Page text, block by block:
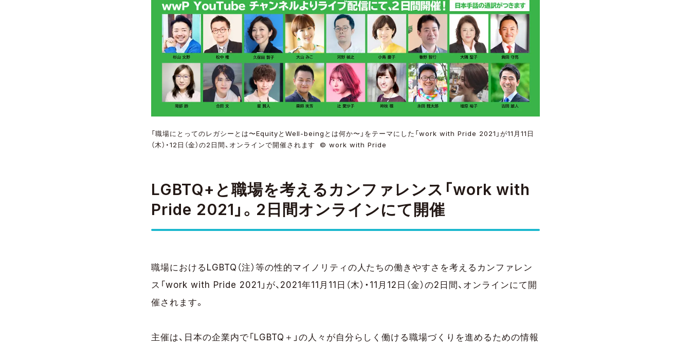
「職場にとってのレガシーとは〜EquityとWell-beingとは何か〜」をテーマにした「work with Pride 2021」が11月11日
（木）・12日（金）の2日間、オンラインで開催されます © work with Pride
LGBTQ+と職場を考えるカンファレンス「work with
Pride 2021」。2日間オンラインにて開催
職場におけるLGBTQ（注）等の性的マイノリティの人たちの働きやすさを考えるカンファレン
ス「work with Pride 2021」が、2021年11月11日（木）・11月12日（金）の2日間、オンラインにて開
催されます。
主催は、日本の企業内で「LGBTQ＋」の人々が自分らしく働ける職場づくりを進めるための情報